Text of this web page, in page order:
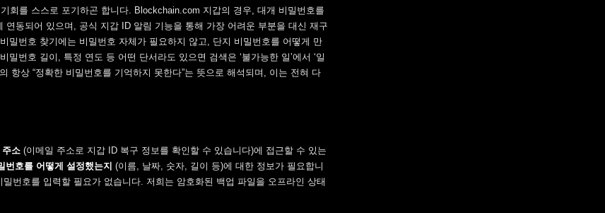
회를 스스로 포기하곤 합니다. Blockchain.com 지갑의 경우, 대개 비밀번호를
동되어 있으며, 공식 지갑 ID 알림 기능을 통해 가장 어려운 부분을 대신 재구
밀번호 찾기에는 비밀번호 자체가 필요하지 않고, 단지 비밀번호를 어떻게 만
번호 길이, 특정 연도 등 어떤 단서라도 있으면 검색은 ‘불가능한 일’에서 ‘일
항상 “정확한 비밀번호를 기억하지 못한다”는 뜻으로 해석되며, 이는 전혀 다
주소 (이메일 주소로 지갑 ID 복구 정보를 확인할 수 있습니다)에 접근할 수 있는
번호를 어떻게 설정했는지 (이름, 날짜, 숫자, 길이 등)에 대한 정보가 필요합니
번호를 입력할 필요가 없습니다. 저희는 암호화된 백업 파일을 오프라인 상태